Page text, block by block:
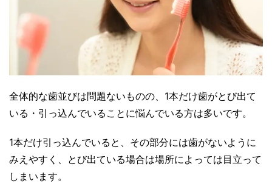
全体的な歯並びは問題ないものの、1本だけ歯がとび出て
いる・引っ込んでいることに悩んでいる方は多いです。
1本だけ引っ込んでいると、その部分には歯がないように
みえやすく、とび出ている場合は場所によっては目立って
しまいます。